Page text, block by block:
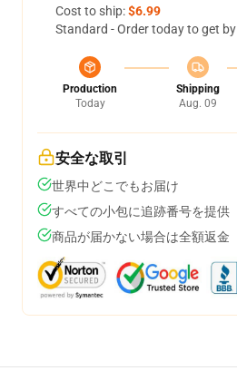
Cost to ship:$6.99
Standard - Order today to get by
Production
Today
Shipping
Aug. 09
安全な取引
世界中どこでもお届け
すべての小包に追跡番号を提供
商品が届かない場合は全額返金